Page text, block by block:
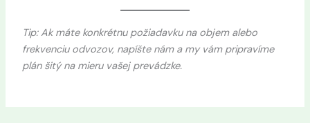
Tip: Ak máte konkrétnu požiadavku na objem alebo
frekvenciu odvozov, napíšte nám a my vám pripravíme
plán šitý na mieru vašej prevádzke.